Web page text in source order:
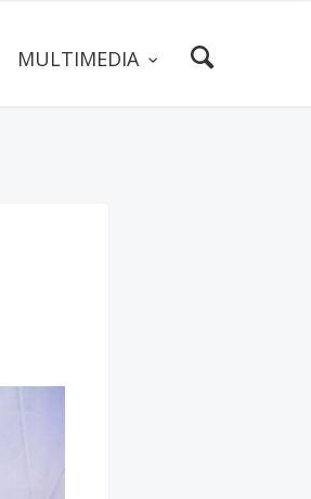
MULTIMEDIA